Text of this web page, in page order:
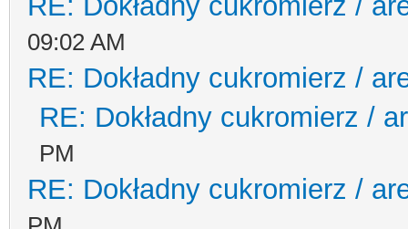
09:02 AM
RE: Dokładny cukromierz /
RE: Dokładny cukromierz /
PM
RE: Dokładny cukromierz /